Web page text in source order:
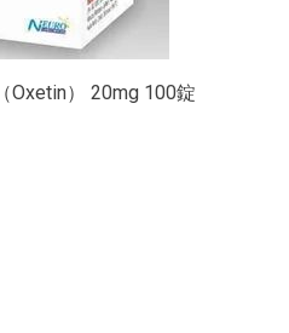
Oxetin） 20mg 100錠